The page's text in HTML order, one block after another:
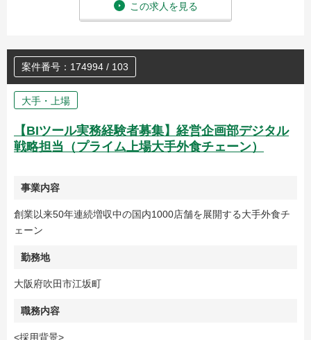
この求人を見る
案件番号：174994 / 103
大手・上場
【BIツール実務経験者募集】経営企画部デジタル
戦略担当（プライム上場大手外食チェーン）
事業内容
創業以来50年連続増収中の国内1000店舗を展開する大手外食チ
ェーン
勤務地
大阪府吹田市江坂町
職務内容
<採用背景>